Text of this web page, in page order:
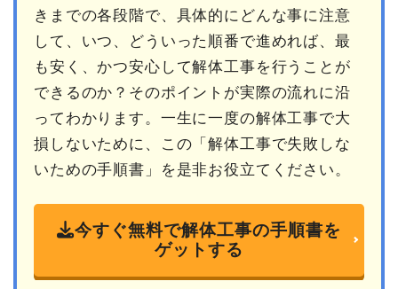
きまでの各段階で、具体的にどんな事に注意
して、いつ、どういった順番で進めれば、最
も安く、かつ安心して解体工事を行うことが
できるのか？そのポイントが実際の流れに沿
ってわかります。一生に一度の解体工事で大
損しないために、この「解体工事で失敗しな
いための手順書」を是非お役立てください。
今すぐ無料で解体工事の手順書を
ゲットする